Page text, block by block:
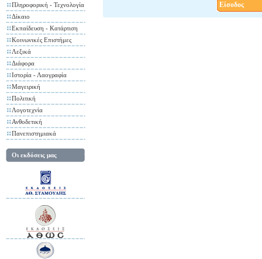
Πληροφορική - Τεχνολογία
Δίκαιο
Εκπαίδευση - Κατάρτιση
Κοινωνικές Επιστήμες
Λεξικά
Διάφορα
Ιστορία - Λαογραφία
Μαγειρική
Πολιτική
Λογοτεχνία
Ανθοδετική
Πανεπιστημιακά
Οι εκδόσεις μας
Είσοδος